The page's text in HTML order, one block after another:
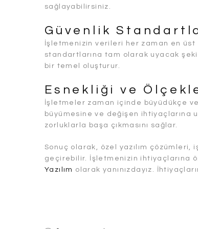
sağlayabilirsiniz.
Güvenlik
İşletmenizin verileri her zaman en üst
standartlarına tam olarak uyacak
bir temel oluşturur.
Esnekliği ve
İşletmeler zaman içinde büyüdükçe
büyümesine ve değişen ihtiyaçlarına
zorluklarla başa çıkmasını sağlar.
Sonuç olarak, özel yazılım
geçirebilir. İşletmenizin ihtiyaçlarına
Yazılım olarak yanınızdayız.